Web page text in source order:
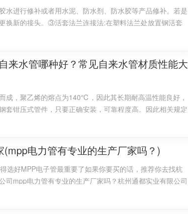
于工业排放，还需要具有一定的耐腐蚀性能，排
使用，但是在工业场地或者用作工业排水，基本
米、500毫米等尺寸。
400、500、630、800、1000mm都有，具体需要什么规
三）：
水进行修补或者用水泥、防水剂、防水胶等产品修补。若是
换新的接头。③活套法兰连接法:在塑料法兰处放置钢活套
规定的螺栓，拧紧即可。
来水管哪种好？常见自来水管材质性能大
成，聚乙烯的熔点为140℃，因此其长期耐高温性能良好，
套钳压式管件，只要正确安装，可靠程度高。因此相关规定
70℃;而其热熔式连接工艺较复杂，推接时易产生堆料缺陷
作为热水管使用时，长期有可能会造成管壁的错位，最终造
电力管有专业的生产厂家吗？)
选好MPP电子管最重要了如果你要买的话，推荐你去找杭
司mpp电力管有专业的生产厂家吗？杭州通都实业有限公司
的企业，专业生产电力管的厂家，技术力量雄厚，产品规格